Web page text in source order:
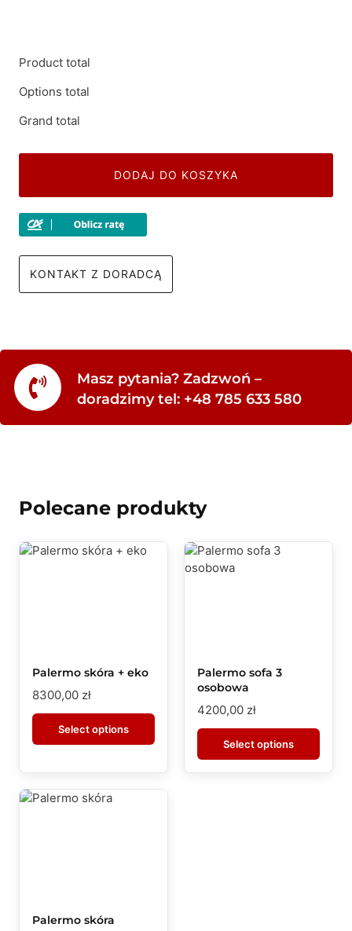
Product total
Options total
Grand total
DODAJ DO KOSZYKA
KONTAKT Z DORADCĄ
Masz pytania? Zadzwoń –
doradzimy tel: +48 785 633 580
Polecane produkty
Palermo skóra + eko
8300,00 zł
Select options
Palermo sofa 3
osobowa
4200,00 zł
Select options
Palermo skóra